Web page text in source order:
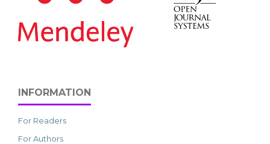
INFORMATION
For Readers
For Authors